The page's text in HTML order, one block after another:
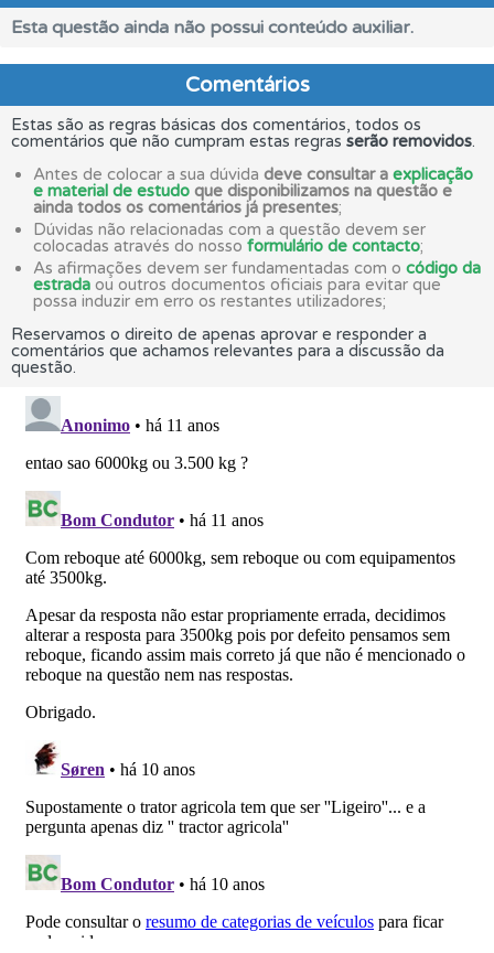
Esta questão ainda não possui conteúdo auxiliar.
Comentários
Estas são as regras básicas dos comentários, todos os
comentários que não cumpram estas regras serão removidos.
Antes de colocar a sua dúvida deve consultar a explicação
e material de estudo que disponibilizamos na questão e
ainda todos os comentários já presentes;
Dúvidas não relacionadas com a questão devem ser
colocadas através do nosso formulário de contacto;
As afirmações devem ser fundamentadas com o código da
estrada ou outros documentos oficiais para evitar que
possa induzir em erro os restantes utilizadores;
Reservamos o direito de apenas aprovar e responder a
comentários que achamos relevantes para a discussão da
questão.